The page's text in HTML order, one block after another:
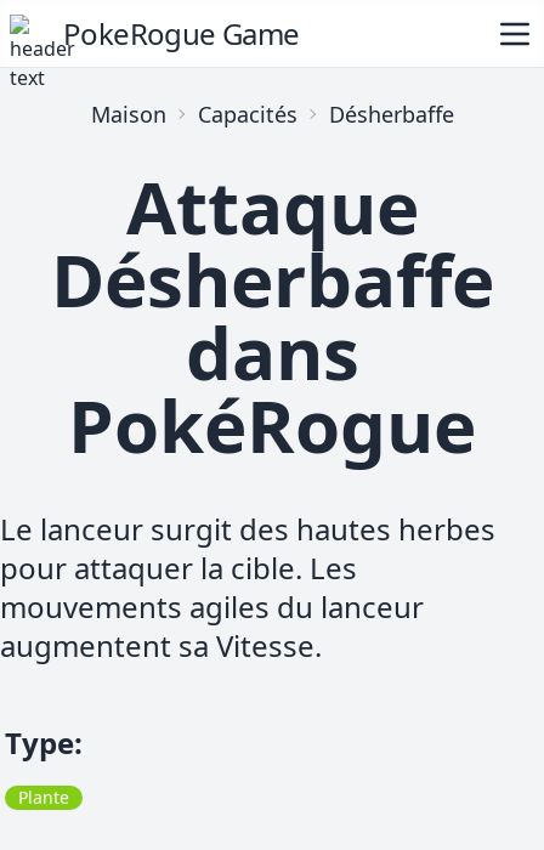
PokeRogue Game
Maison Capacités Désherbaffe
Attaque
Désherbaffe
dans
PokéRogue
Le lanceur surgit des hautes herbes
pour attaquer la cible. Les
mouvements agiles du lanceur
augmentent sa Vitesse.
Type:
Plante